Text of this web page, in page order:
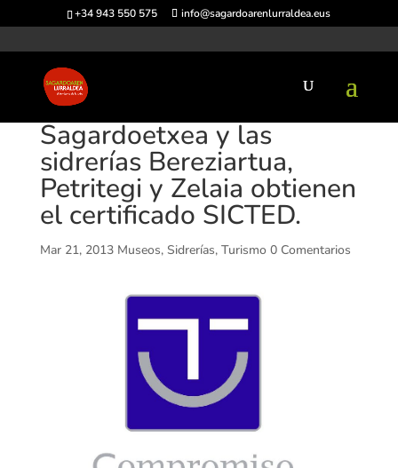
+34 943 550 575 info@sagardoarenlurraldea.eus
Sagardoetxea y las
sidrerías Bereziartua,
Petritegi y Zelaia obtienen
el certificado SICTED.
Mar 21, 2013 Museos, Sidrerías, Turismo 0 Comentarios